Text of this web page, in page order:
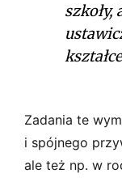
szkoły,
Zadania te
i spójnego
ale też np. w